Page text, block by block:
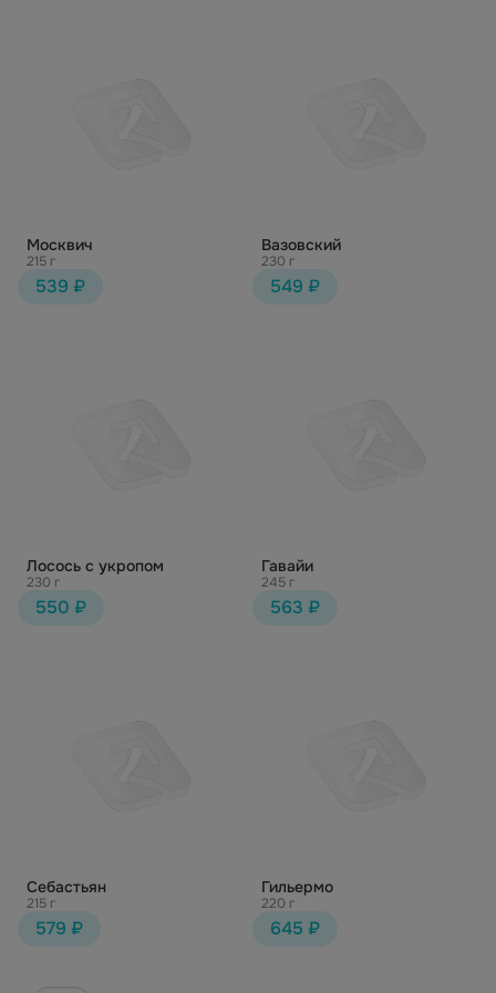
Москвич
215 г
539 ₽
Вазовский
230 г
549 ₽
Лосось с укропом
230 г
550 ₽
Гавайи
245 г
563 ₽
Себастьян
215 г
579 ₽
Гильермо
220 г
645 ₽